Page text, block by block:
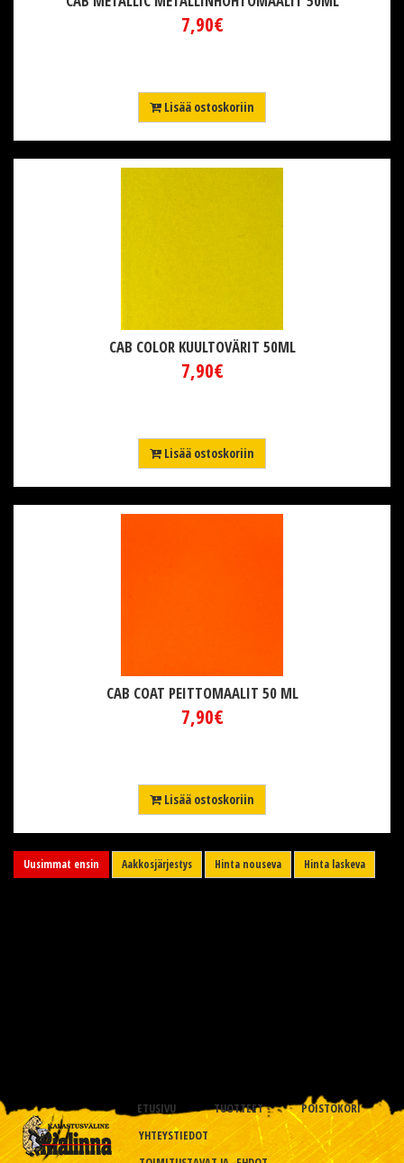
7,90€
Lisää ostoskoriin
CAB COLOR KUULTOVÄRIT 50ML
7,90€
Lisää ostoskoriin
CAB COAT PEITTOMAALIT 50 ML
7,90€
Lisää ostoskoriin
Uusimmat ensin Aakkosjärjestys Hinta nouseva Hinta laskeva
ETUSIVU TUOTTEET
POISTOKORI
YHTEYSTIEDOT